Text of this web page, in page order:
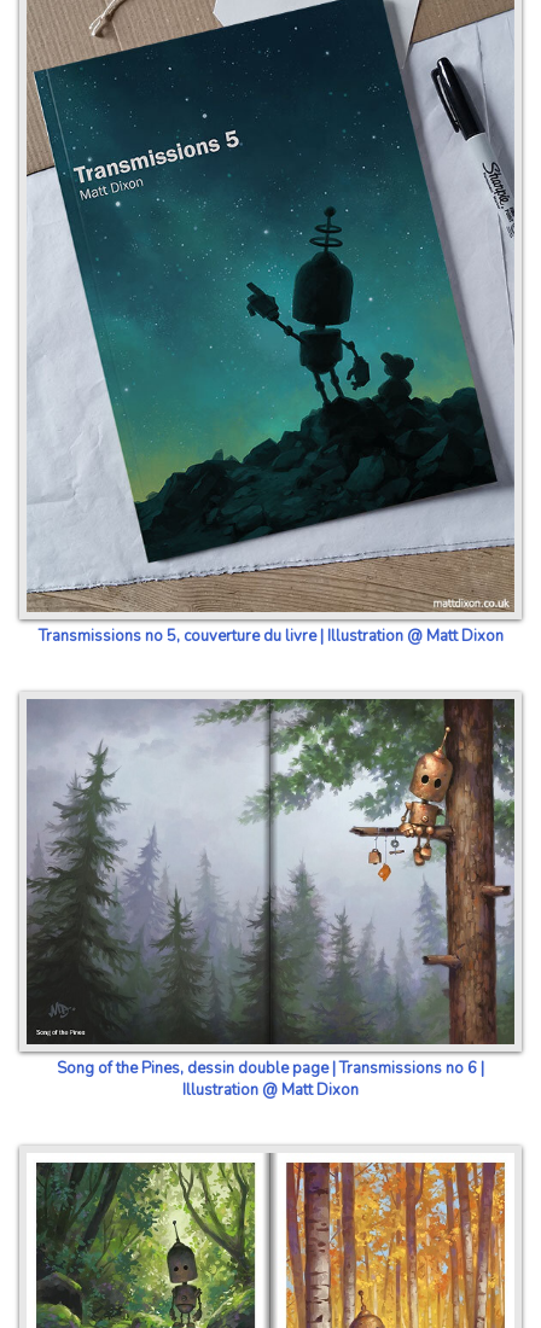
Transmissions no 5, couverture du livre | Illustration @ Matt Dixon
Song of the Pines, dessin double page | Transmissions no 6 |
Illustration @ Matt Dixon